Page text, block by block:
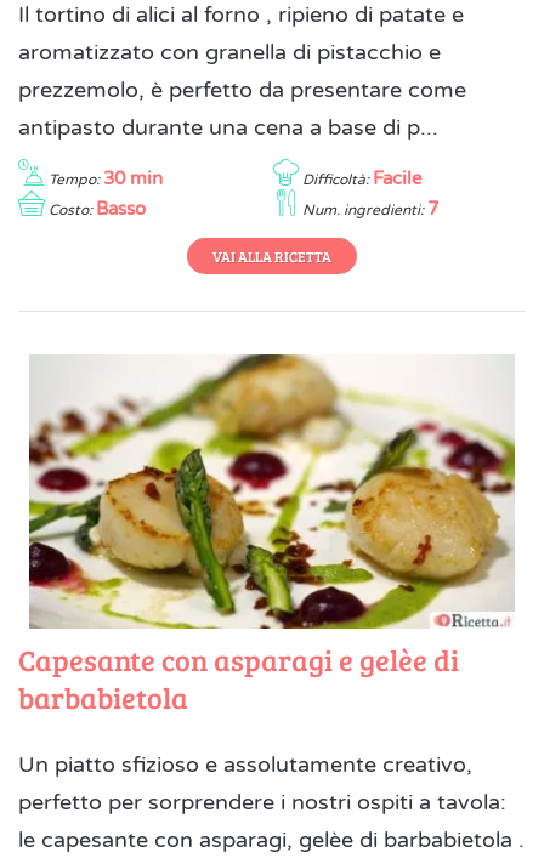
Il tortino di alici al forno , ripieno di patate e
aromatizzato con granella di pistacchio e
prezzemolo, è perfetto da presentare come
antipasto durante una cena a base di p...
Tempo: 30 min Difficoltà: Facile
Costo: Basso Num. ingredienti: 7
VAI ALLA RICETTA
Capesante con asparagi e gelèe di
barbabietola
Un piatto sfizioso e assolutamente creativo,
perfetto per sorprendere i nostri ospiti a tavola:
le capesante con asparagi, gelèe di barbabietola .